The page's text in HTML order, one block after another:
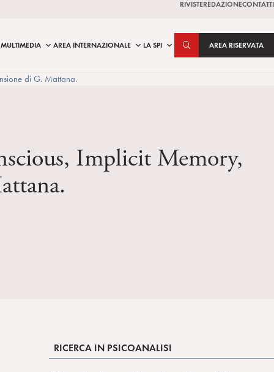
RIVISTEREDAZIONECONTATTI
MULTIMEDIA AREA INTERNAZIONALE LA SPI AREA RISERVATA
di G. Mattana.
Implicit Memory,
RICERCA IN PSICOANALISI